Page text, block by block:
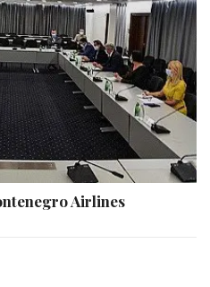
Airlines